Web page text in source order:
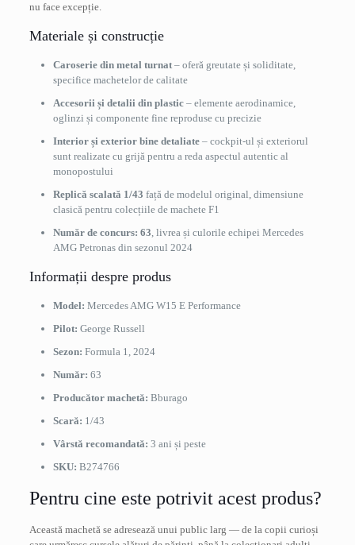
nu face excepție.
Materiale și construcție
Caroserie din metal turnat– oferă greutate și soliditate,
specifice machetelor de calitate
Accesorii și detalii din plastic– elemente aerodinamice,
oglinzi și componente fine reproduse cu precizie
Interior și exterior bine detaliate– cockpit-ul și exteriorul
sunt realizate cu grijă pentru a reda aspectul autentic al
monopostului
Replică scalată 1/43 față de modelul original, dimensiune
clasică pentru colecțiile de machete F1
Număr de concurs: 63, livrea și culorile echipei Mercedes
AMG Petronas din sezonul 2024
Informații despre produs
Model: Mercedes AMG W15 E Performance
Pilot: George Russell
Sezon: Formula 1, 2024
Număr: 63
Producător machetă: Bburago
Scară: 1/43
Vârstă recomandată: 3 ani și peste
SKU: B274766
Pentru cine este potrivit acest produs?
Această machetă se adresează unui public larg — de la copii curioși